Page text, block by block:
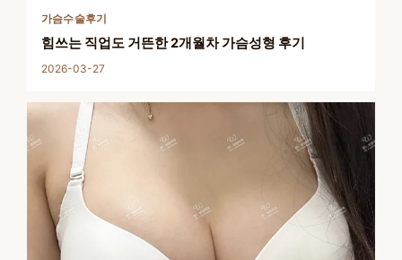
가슴수술후기
힘쓰는 직업도 거뜬한 2개월차 가슴성형 후기
2026-03-27